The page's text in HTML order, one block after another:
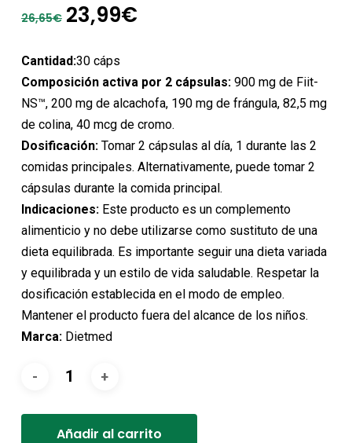
26,65€ El
original
era:
26,65€.
23,99€El
es:
23,99€.
Cantidad:30 cáps
Composición activa por 2 cápsulas: 900 mg de Fiit-
NS™, 200 mg de alcachofa, 190 mg de frángula, 82,5 mg
de colina, 40 mcg de cromo.
Dosificación: Tomar 2 cápsulas al día, 1 durante las 2
comidas principales. Alternativamente, puede tomar 2
cápsulas durante la comida principal.
Indicaciones: Este producto es un complemento
alimenticio y no debe utilizarse como sustituto de una
dieta equilibrada. Es importante seguir una dieta variada
y equilibrada y un estilo de vida saludable. Respetar la
dosificación establecida en el modo de empleo.
Mantener el producto fuera del alcance de los niños.
Marca:Dietmed
Añadir al carrito